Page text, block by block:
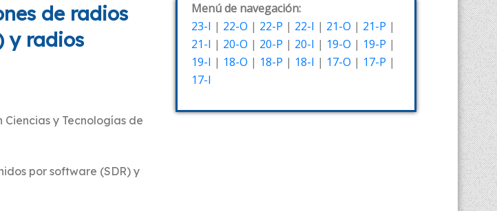
de radios
y radios
y Tecnologías de
por software (SDR) y
Menú de navegación:
23-I | 22-O | 22-P | 22-I | 21-O | 21-P |
21-I | 20-O | 20-P | 20-I | 19-O | 19-P |
19-I | 18-O | 18-P | 18-I | 17-O | 17-P |
17-I